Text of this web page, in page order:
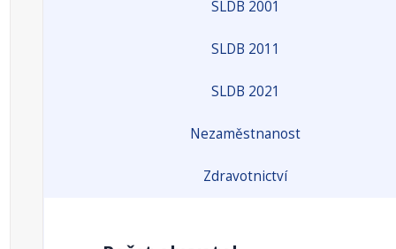
SLDB 2001
SLDB 2011
SLDB 2021
Nezaměstnanost
Zdravotnictví